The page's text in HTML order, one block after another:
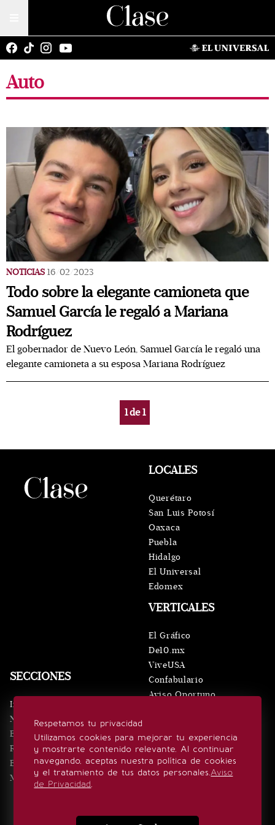
Auto
NOTICIAS 16/02/2023
Todo sobre la elegante camioneta que
Samuel García le regaló a Mariana
Rodríguez
El gobernador de Nuevo León, Samuel García le regaló una
elegante camioneta a su esposa Mariana Rodríguez
1de1
Respetamos tu privacidad
Utilizamos cookies para mejorar tu experiencia
y mostrarte contenido relevante. Al continuar
navegando, aceptas nuestra política de cookies
y el tratamiento de tus datos personales.Aviso
de Privacidad.
SECCIONES
Inicio
Noticias
Eventos
Realeza
Estilo de vida
Minuto x Minuto
VERTICALES
El Gráfico
De10.mx
ViveUSA
Confabulario
Aviso Oportuno
LOCALES
Querétaro
San Luis Potosí
Oaxaca
Puebla
Hidalgo
El Universal
Edomex
SÍGUENOS